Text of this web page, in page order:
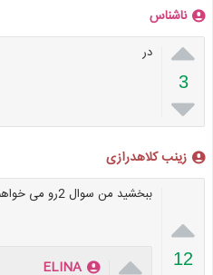
ناشناس

3

در
زینب کلاهدرازی

12
ببخشید من سوال 2رو می خواهم

ELINA